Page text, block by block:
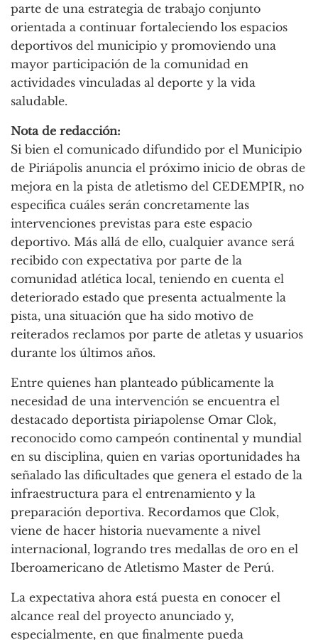
parte de una estrategia de trabajo conjunto
orientada a continuar fortaleciendo los espacios
deportivos del municipio y promoviendo una
mayor participación de la comunidad en
actividades vinculadas al deporte y la vida
saludable.
Nota de redacción:
Si bien el comunicado difundido por el Municipio
de Piriápolis anuncia el próximo inicio de obras de
mejora en la pista de atletismo del CEDEMPIR, no
especifica cuáles serán concretamente las
intervenciones previstas para este espacio
deportivo. Más allá de ello, cualquier avance será
recibido con expectativa por parte de la
comunidad atlética local, teniendo en cuenta el
deteriorado estado que presenta actualmente la
pista, una situación que ha sido motivo de
reiterados reclamos por parte de atletas y usuarios
durante los últimos años.
Entre quienes han planteado públicamente la
necesidad de una intervención se encuentra el
destacado deportista piriapolense Omar Clok,
reconocido como campeón continental y mundial
en su disciplina, quien en varias oportunidades ha
señalado las dificultades que genera el estado de la
infraestructura para el entrenamiento y la
preparación deportiva. Recordamos que Clok,
viene de hacer historia nuevamente a nivel
internacional, logrando tres medallas de oro en el
Iberoamericano de Atletismo Master de Perú.
La expectativa ahora está puesta en conocer el
alcance real del proyecto anunciado y,
especialmente, en que finalmente pueda